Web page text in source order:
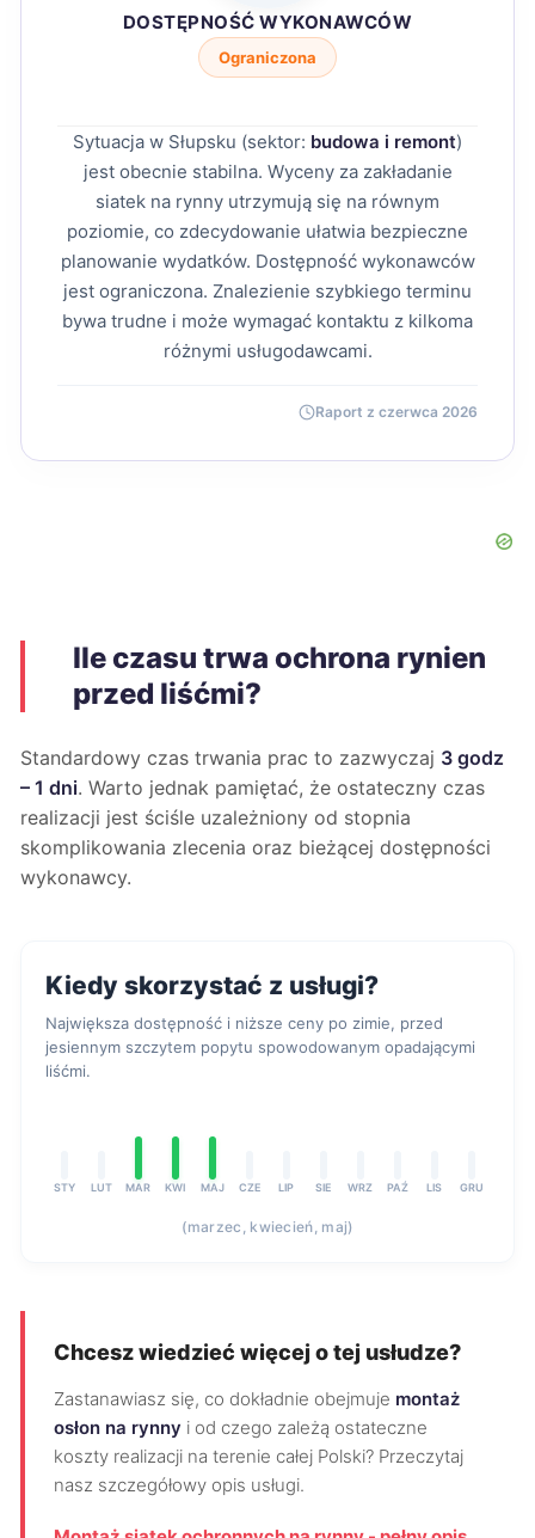
DOSTĘPNOŚĆ WYKONAWCÓW
Ograniczona
Sytuacja w Słupsku (sektor: budowa i remont)
jest obecnie stabilna. Wyceny za zakładanie
siatek na rynny utrzymują się na równym
poziomie, co zdecydowanie ułatwia bezpieczne
planowanie wydatków. Dostępność wykonawców
jest ograniczona. Znalezienie szybkiego terminu
bywa trudne i może wymagać kontaktu z kilkoma
różnymi usługodawcami.
Raport z czerwca 2026
Ile czasu trwa ochrona rynien
przed liśćmi?
Standardowy czas trwania prac to zazwyczaj 3 godz
– 1 dni. Warto jednak pamiętać, że ostateczny czas
realizacji jest ściśle uzależniony od stopnia
skomplikowania zlecenia oraz bieżącej dostępności
wykonawcy.
Kiedy skorzystać z usługi?
Największa dostępność i niższe ceny po zimie, przed
jesiennym szczytem popytu spowodowanym opadającymi
liśćmi.
STY LUT MAR KWI MAJ CZE LIP SIE WRZ PAŹ LIS GRU
(marzec, kwiecień, maj)
Chcesz wiedzieć więcej o tej usłudze?
Zastanawiasz się, co dokładnie obejmuje montaż
osłon na rynny i od czego zależą ostateczne
koszty realizacji na terenie całej Polski? Przeczytaj
nasz szczegółowy opis usługi.